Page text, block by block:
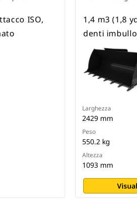
ISO,
1,4 m3 (1,8
denti
Larghezza
2429 mm
Peso
550.2 kg
Altezza
1093 mm